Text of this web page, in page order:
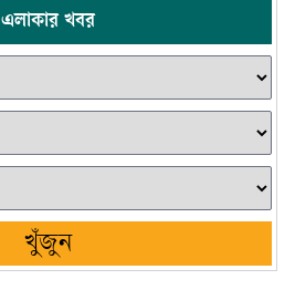
এলাকার খবর
খুঁজুন